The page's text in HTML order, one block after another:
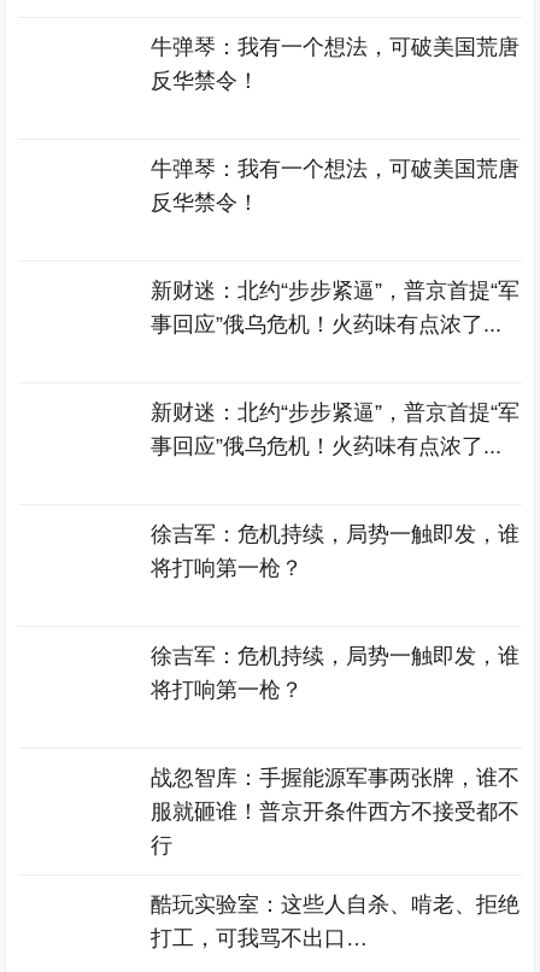
牛弹琴：我有一个想法，可破美国荒唐
反华禁令！
牛弹琴：我有一个想法，可破美国荒唐
反华禁令！
新财迷：北约“步步紧逼”，普京首提“军
事回应”俄乌危机！火药味有点浓了...
新财迷：北约“步步紧逼”，普京首提“军
事回应”俄乌危机！火药味有点浓了...
徐吉军：危机持续，局势一触即发，谁
将打响第一枪？
徐吉军：危机持续，局势一触即发，谁
将打响第一枪？
战忽智库：手握能源军事两张牌，谁不
服就砸谁！普京开条件西方不接受都不
行
酷玩实验室：这些人自杀、啃老、拒绝
打工，可我骂不出口…